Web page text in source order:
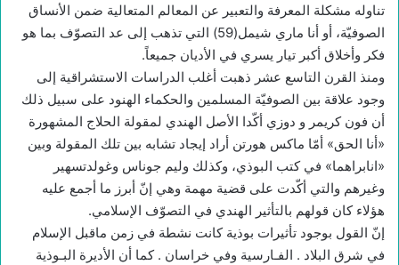
تناوله مشكلة المعرفة والتعبير عن المعالم المتعالية ضمن الأنساق
الصوفيّة، أو أنا ماري شيمل(59) التي تذهب إلى عد التصوّف بما هو
فكر وأخلاق أكبر تيار يسري في الأديان جميعاً.
ومنذ القرن التاسع عشر ذهبت أغلب الدراسات الاستشراقية إلى
وجود علاقة بين الصوفيّة المسلمين والحكماء الهنود على سبيل ذلك
أن فون كريمر و دوزي أكّدا الأصل الهندي لمقولة الحلاج المشهورة
«أنا الحق» أمّا ماكس هورتن أراد إيجاد تشابه بين تلك المقولة وبين
«انابراهما» في كتب البوذي، وكذلك وليم جوناس وغولدتسهير
وغيرهم والتي أكّدت على قضية مهمة وهي إنّ أبرز ما أجمع عليه
هؤلاء كان قولهم بالتأثير الهندي في التصوّف الإسلامي.
إنّ القول بوجود تأثيرات بوذية كانت نشطة في زمن ماقبل الإسلام
في شرق البلاد . الفـارسية وفي خراسان . كما أن الأديرة البـوذية